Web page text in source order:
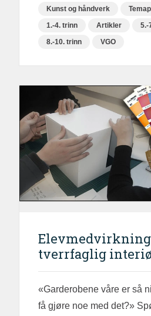
Kunst og håndverk
1.-4. trinn
Artikler
5.-
8.-10. trinn
VGO
tverrfaglig
«Garderobene våre er så
få gjøre noe med det?»